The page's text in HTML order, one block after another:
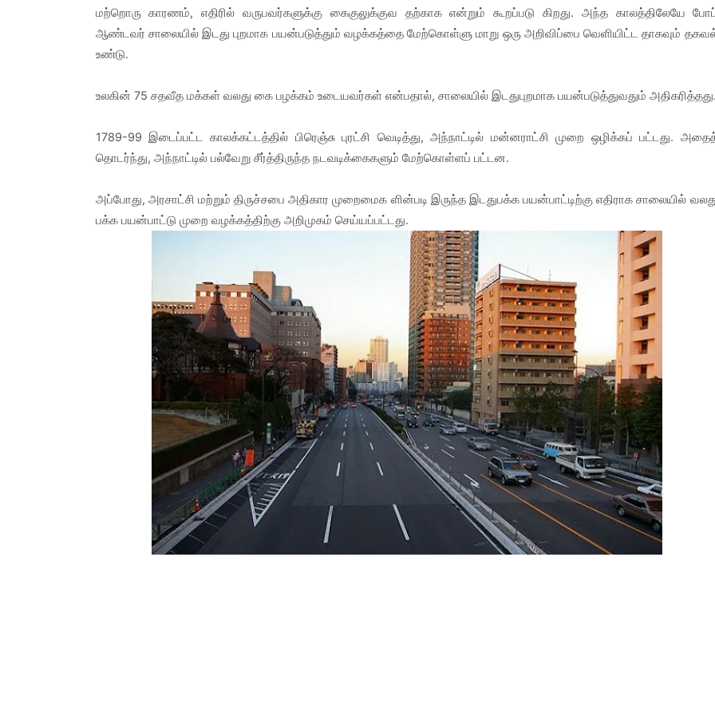
மற்றொரு காரணம், எதிரில் வருபவர்களுக்கு கைகுலுக்குவ தற்காக என்றும் கூறப்படு கிறது. அந்த காலத்திலேயே
ஆண்டவர் சாலையில் இடது புறமாக பயன்படுத்தும் வழக்கத்தை மேற்கொள்ளு மாறு ஒரு அறிவிப்பை வெளியிட்ட தாகவும்
உண்டு.
உலகின் 75 சதவீத மக்கள் வலது கை பழக்கம் உடையவர்கள் என்பதால், சாலையில் இடதுபுறமாக பயன்படுத்துவதும் அதிகரித்தது.
1789-99 இடைப்பட்ட காலக்கட்டத்தில் பிரெஞ்சு புரட்சி வெடித்து, அந்நாட்டில் மன்னராட்சி முறை ஒழிக்கப் பட்டது.
தொடர்ந்து, அந்நாட்டில் பல்வேறு சீர்த்திருந்த நடவடிக்கைகளும் மேற்கொள்ளப் பட்டன.
அப்போது, அரசாட்சி மற்றும் திருச்சபை அதிகார முறைமைக ளின்படி இருந்த இடதுபக்க பயன்பாட்டிற்கு எதிராக சாலையில்
பக்க பயன்பாட்டு முறை வழக்கத்திற்கு அறிமுகம் செய்யப்பட்டது.